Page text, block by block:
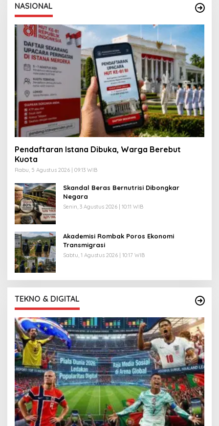
NASIONAL
Pendaftaran Istana Dibuka, Warga Berebut
Kuota
Rabu, 5 Agustus 2026 | 09:13 WIB
Skandal Beras Bernutrisi Dibongkar
Negara
Senin, 3 Agustus 2026 | 10:11 WIB
Akademisi Rombak Poros Ekonomi
Transmigrasi
Sabtu, 1 Agustus 2026 | 10:17 WIB
TEKNO & DIGITAL